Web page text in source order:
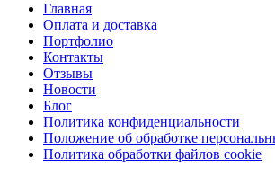
Главная
Оплата и доставка
Портфолио
Контакты
Отзывы
Новости
Блог
Политика конфиденциальности
Положение об обработке
Политика обработки файлов cookie